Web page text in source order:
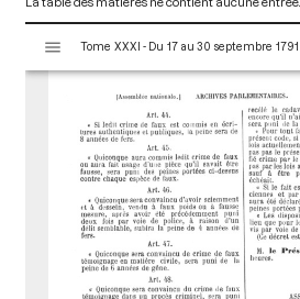
s
Tome XXXI - Du 17 au 30 septembre 1791